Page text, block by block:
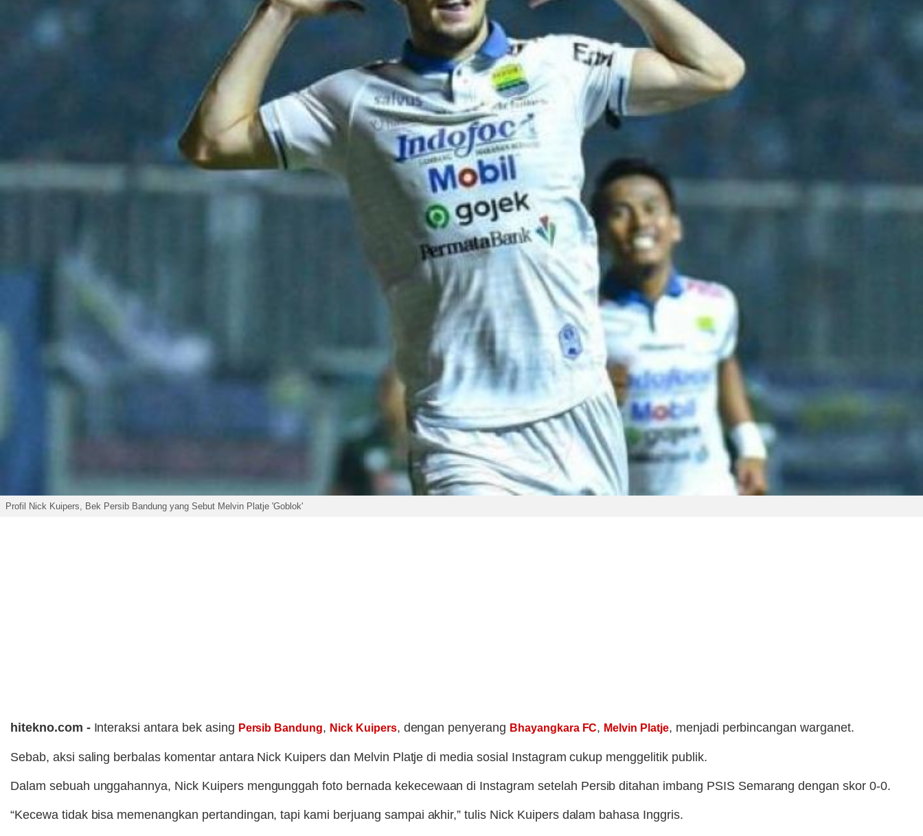
Profil Nick Kuipers, Bek Persib Bandung yang Sebut Melvin Platje 'Goblok'
hitekno.com - Interaksi antara bek asing Persib Bandung, Nick Kuipers, dengan penyerang Bhayangkara FC, Melvin Platje, menjadi perbincangan warganet.
Sebab, aksi saling berbalas komentar antara Nick Kuipers dan Melvin Platje di media sosial Instagram cukup menggelitik publik.
Dalam sebuah unggahannya, Nick Kuipers mengunggah foto bernada kekecewaan di Instagram setelah Persib ditahan imbang PSIS Semarang dengan skor 0-0.
“Kecewa tidak bisa memenangkan pertandingan, tapi kami berjuang sampai akhir,” tulis Nick Kuipers dalam bahasa Inggris.